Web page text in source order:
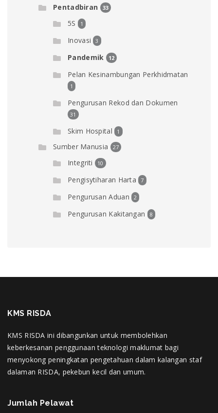
Pentadbiran 33
5S 1
Inovasi 3
Pandemik 12
Pelan Kesinambungan Perkhidmatan
1
Pengurusan Rekod dan Dokumen
31
Skim Hospital 1
Sumber Manusia 27
Integriti 10
Pengisytiharan Harta 7
Pengurusan Aduan 2
Pengurusan Kakitangan 8
KMS RISDA
KMS RISDA ini dibangunkan untuk membolehkan
keberkesanan penggunaan teknologi maklumat bagi
menyokong peningkatan pengetahuan dalam kalangan staf
dalaman RISDA, pekebun kecil dan umum.
Jumlah Pelawat